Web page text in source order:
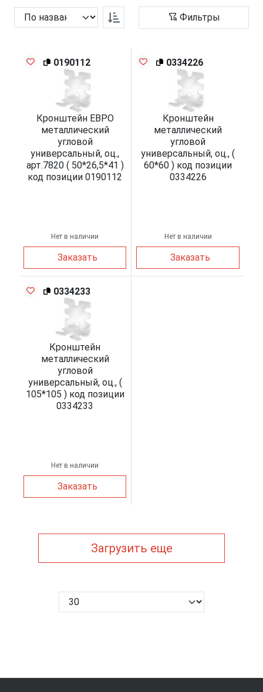
0190112
Кронштейн ЕВРО
металлический
угловой
универсальный, оц.,
арт.7820 ( 50*26,5*41 )
код позиции 0190112
Нет в наличии
Заказать
0334226
Кронштейн
металлический
угловой
универсальный, оц., (
60*60 ) код позиции
0334226
Нет в наличии
Заказать
0334233
Кронштейн
металлический
угловой
универсальный, оц., (
105*105 ) код позиции
0334233
Нет в наличии
Заказать
Загрузить еще
Фильтры